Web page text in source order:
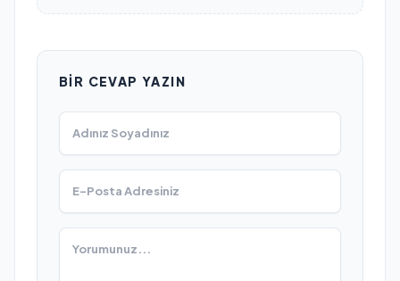
BIR CEVAP YAZIN